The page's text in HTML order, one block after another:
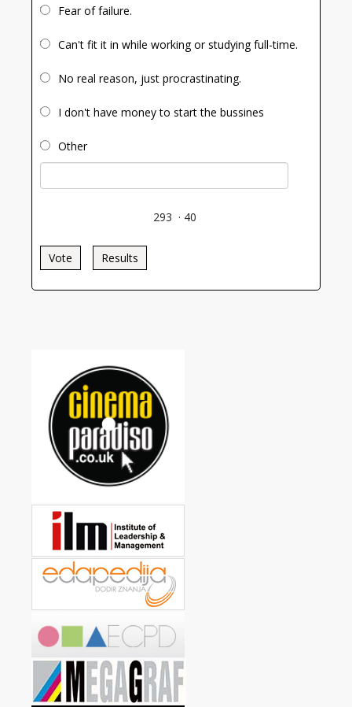
Fear of failure.
Can't fit it in while working or studying full-time.
No real reason, just procrastinating.
I don't have money to start the bussines
Other
293 · 40
Vote Results